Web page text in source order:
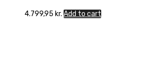
4.799,95 kr. Add to cart